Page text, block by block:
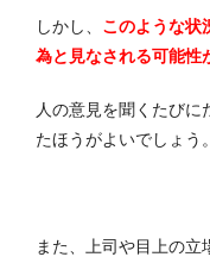
しかし、 このような状
為と見なされる可能性
人の意見を聞くたび
たほうがよいでしょう。
また、上司や目上の